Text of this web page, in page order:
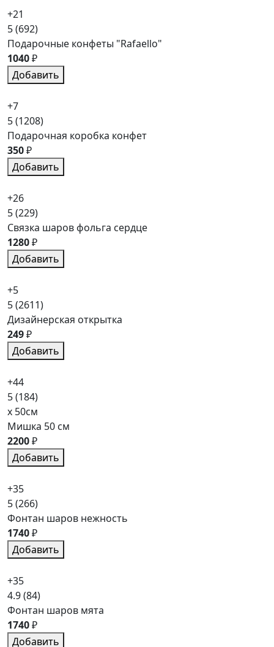
+21
5(692)
Подарочные конфеты "Rafaello"
1040₽
Добавить
+7
5(1208)
Подарочная коробка конфет
350₽
Добавить
+26
5(229)
Связка шаров фольга сердце
1280₽
Добавить
+5
5(2611)
Дизайнерская открытка
249₽
Добавить
+44
5(184)
x 50см
Мишка 50 см
2200₽
Добавить
+35
5(266)
Фонтан шаров нежность
1740₽
Добавить
+35
4.9(84)
Фонтан шаров мята
1740₽
Добавить